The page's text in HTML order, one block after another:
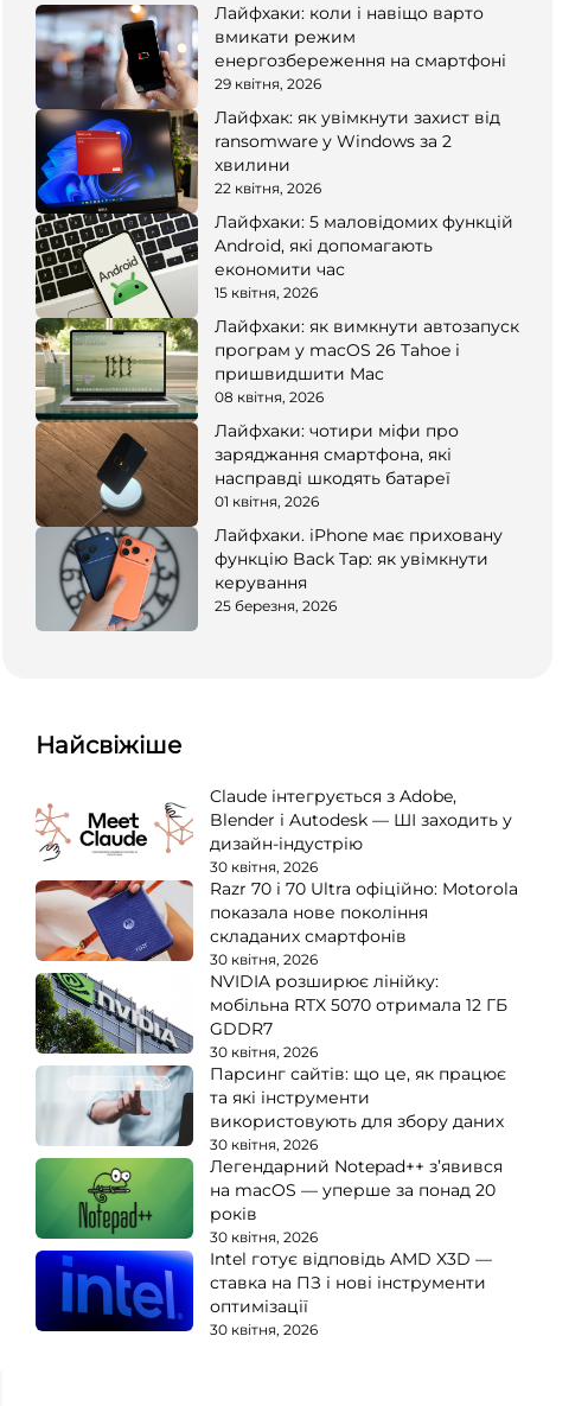
Лайфхаки: коли і навіщо варто
вмикати режим
енергозбереження на смартфоні
29 квітня, 2026
Лайфхак: як увімкнути захист від
ransomware у Windows за 2
хвилини
22 квітня, 2026
Лайфхаки: 5 маловідомих функцій
Android, які допомагають
економити час
15 квітня, 2026
Лайфхаки: як вимкнути автозапуск
програм у macOS 26 Tahoe і
пришвидшити Mac
08 квітня, 2026
Лайфхаки: чотири міфи про
заряджання смартфона, які
насправді шкодять батареї
01 квітня, 2026
Лайфхаки. iPhone має приховану
функцію Back Tap: як увімкнути
керування
25 березня, 2026
Найсвіжіше
Claude інтегрується з Adobe,
Blender і Autodesk — ШІ заходить у
дизайн-індустрію
30 квітня, 2026
Razr 70 і 70 Ultra офіційно: Motorola
показала нове покоління
складаних смартфонів
30 квітня, 2026
NVIDIA розширює лінійку:
мобільна RTX 5070 отримала 12 ГБ
GDDR7
30 квітня, 2026
Парсинг сайтів: що це, як працює
та які інструменти
використовують для збору даних
30 квітня, 2026
Легендарний Notepad++ з’явився
на macOS — уперше за понад 20
років
30 квітня, 2026
Intel готує відповідь AMD X3D —
ставка на ПЗ і нові інструменти
оптимізації
30 квітня, 2026